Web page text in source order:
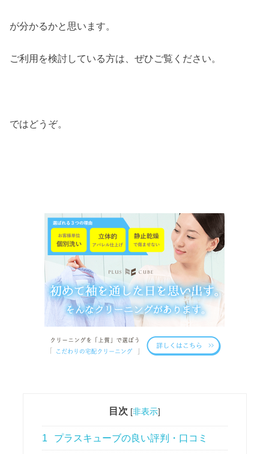
が分かるかと思います。
ご利用を検討している方は、ぜひご覧ください。
ではどうぞ。
目次 [非表示]
1 プラスキューブの良い評判・口コミ